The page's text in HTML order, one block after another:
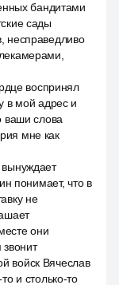
бандитами
сады
несправедливо
воспринял
в мой адрес и
ваши слова
мне как
понимает, что в
не
они
войск Вячеслав
и столько-то